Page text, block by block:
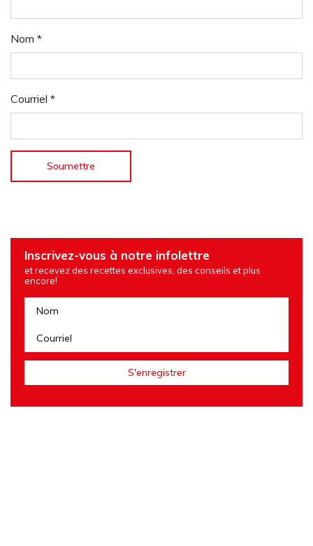
Nom *
Courriel *
Inscrivez-vous à notre infolettre
et recevez des recettes exclusives, des conseils et plus
encore!